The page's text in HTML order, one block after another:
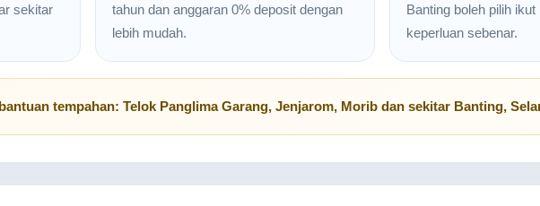
sekitar
tahun dan anggaran 0% deposit dengan
lebih mudah.
Banting boleh pilih ikut
keperluan sebenar.
tempahan: Telok Panglima Garang, Jenjarom, Morib dan sekitar Banting,